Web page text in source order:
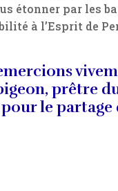
étonner par les
à l’Esprit de
prêtre
le partage